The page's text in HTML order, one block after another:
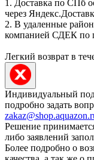
1. Доставка по СПб
через
2. В удаленные
компанией СДЕК по
Легкий возврат в
Индивидуальный
подробно задать
Решение
либо заявлений
Более подробно о